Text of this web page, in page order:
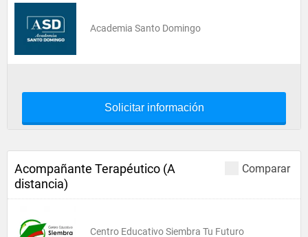
Academia Santo Domingo
Solicitar información
Comparar
Acompañante Terapéutico (A
distancia)
Centro Educativo Siembra Tu Futuro